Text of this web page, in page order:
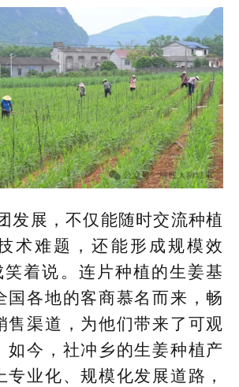
发展，不仅能随时交流种植
术难题，还能形成规模效
笑着说。连片种植的生姜基
国各地的客商慕名而来，畅
售渠道，为他们带来了可观
如今，社冲乡的生姜种植产
专业化、规模化发展道路，